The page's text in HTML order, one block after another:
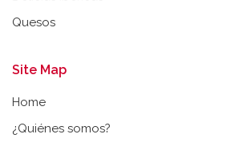
Quesos
Site Map
Home
¿Quiénes somos?